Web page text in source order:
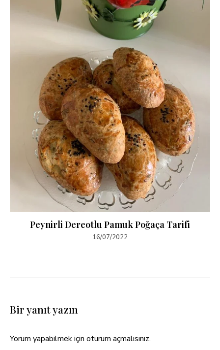
Peynirli Dereotlu Pamuk Poğaça Tarifi
16/07/2022
Bir yanıt yazın
Yorum yapabilmek için oturum açmalısınız.